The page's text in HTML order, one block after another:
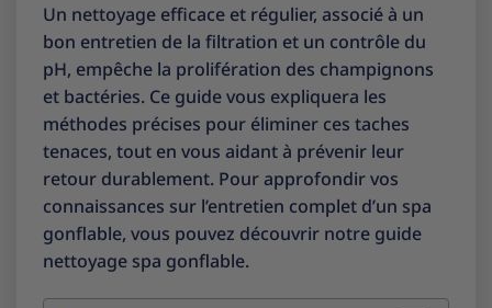
Un nettoyage efficace et régulier, associé à un
bon entretien de la filtration et un contrôle du
pH, empêche la prolifération des champignons
et bactéries. Ce guide vous expliquera les
méthodes précises pour éliminer ces taches
tenaces, tout en vous aidant à prévenir leur
retour durablement. Pour approfondir vos
connaissances sur l’entretien complet d’un spa
gonflable, vous pouvez découvrir notre guide
nettoyage spa gonflable.